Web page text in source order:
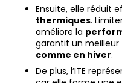
Ensuite, elle réduit
thermiques.
améliore la
garantit un meilleur
comme en hiver.
De plus, l’ITE